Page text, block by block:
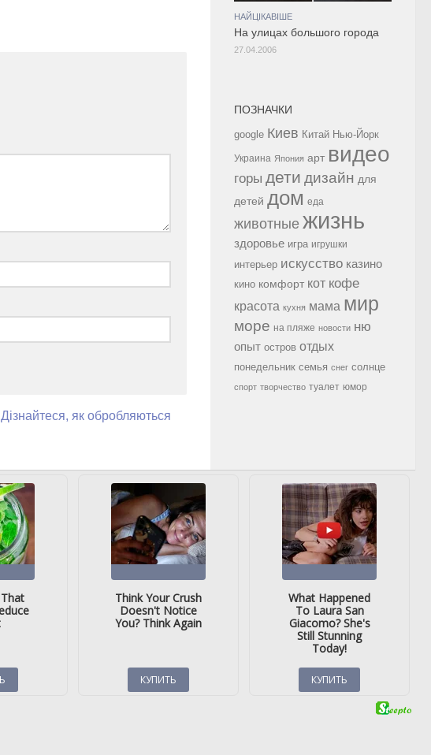
Дізнайтеся, як обробляються
НАЙЦІКАВІШЕ
На улицах большого города
27.04.2006
ПОЗНАЧКИ
google Киев Китай Нью-Йорк
Украина Япония арт видео
горы дети дизайн для
детей дом еда
животные жизнь
здоровье игра игрушки
интерьер искусство казино
кино комфорт кот кофе
красота кухня мама мир
море на пляже новости ню
опыт остров отдых
понедельник семья снег солнце
спорт творчество туалет юмор